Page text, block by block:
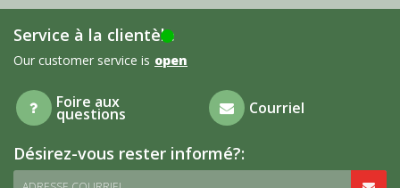
Service à la clientèle
Our customer service is open
Foire aux
questions Courriel
Désirez-vous rester informé?: